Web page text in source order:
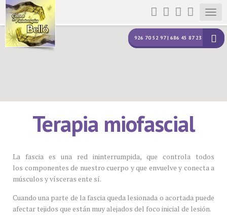
926 70 52 97 | 686 45 87 23
Terapia miofascial
La fascia es una red ininterrumpida, que controla todos
los componentes de nuestro cuerpo y que envuelve y conecta a
músculos y vísceras ente sí.
Cuando una parte de la fascia queda lesionada o acortada puede
afectar tejidos que están muy alejados del foco inicial de lesión.